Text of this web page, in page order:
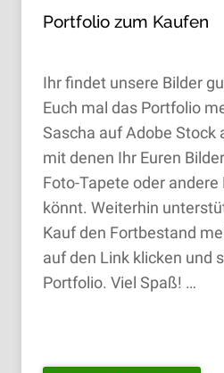
Portfolio zum Kaufen
Ihr findet unsere Bilder
Euch mal das Portfolio
Sascha auf Adobe Stock
mit denen Ihr Euren
Foto-Tapete oder
könnt. Weiterhin
Kauf den Fortbestand
auf den Link klicken und
Portfolio. Viel Spaß! …